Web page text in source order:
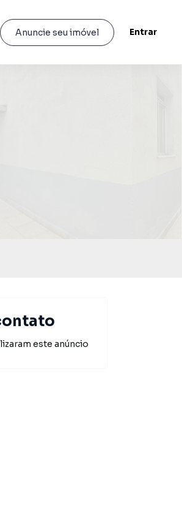
Anuncie seu imóvel Entrar
este anúncio